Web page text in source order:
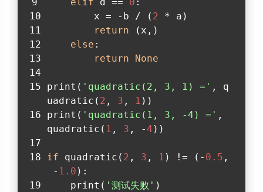
elif d == 0 :
        x = -b / (
2 * a)
return (x,)
else :
return
None
print( 'quadratic(2, 3, 1) =' , q
uadratic( 2 , 3 , 1 ))
print( 'quadratic(1, 3, -4) =' ,
quadratic( 1 , 3 , -4 ))
if quadratic( 2 , 3 , 1 ) != (- 0.5 ,
- 1.0 ):
    print(
'测试失败' )